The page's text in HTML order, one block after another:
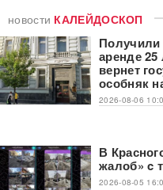
новости КАЛЕЙДОСКОП
Получили
аренде
вернет
особняк
2026-08-06
В
жалоб» c
2026-08-05